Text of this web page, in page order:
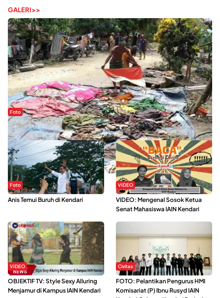
GALERI>>
Foto
Sejak Banjir Bandang, Warga Butuhkan Air Bersih
Foto
Anis Temui Buruh di Kendari
VIDEO
VIDEO: Mengenal Sosok Ketua
Senat Mahasiswa IAIN Kendari
VIDEO
OBJEKTIF TV: Style Sexy Alluring
Menjamur di Kampus IAIN Kendari
Civitas
FOTO: Pelantikan Pengurus HMI
Komisariat (P) Ibnu Rusyd IAIN